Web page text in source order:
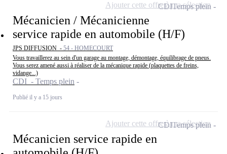
Mécanicien / Mécanicienne
service rapide en automobile (H/F)
JPS DIFFUSION - 54 - HOMECOURT
Vous travaillerez au sein d'un garage au montage, démontage, équilibrage de pneus.
Vous serez amené aussi à réaliser de la mécanique rapide (plaquettes de freins,
vidange...)
CDI - Temps plein
Publié il y a 15 jours
CDITemps plein
Ajouter cette offre à ma sélection
Mécanicien service rapide en
CDITemps plein
Ajouter cette offre à ma sélection